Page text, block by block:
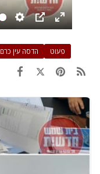
הדסה עין כרם פעוט